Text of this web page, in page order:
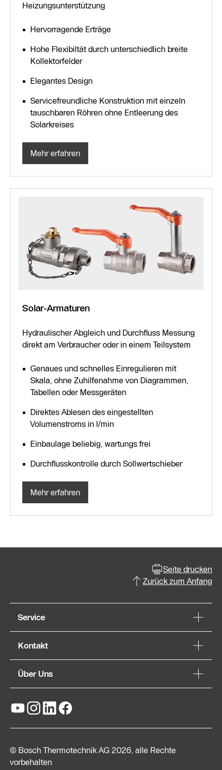
Heizungsunterstützung
Hervorragende Erträge
Hohe Flexibiltät durch unterschiedlich breite
Kollektorfelder
Elegantes Design
Servicefreundliche Konstruktion mit einzeln
tauschbaren Röhren ohne Entleerung des
Solarkreises
Mehr erfahren
Solar-Armaturen
Hydraulischer Abgleich und Durchfluss Messung
direkt am Verbraucher oder in einem Teilsystem
Genaues und schnelles Einregulieren mit
Skala, ohne Zuhilfenahme von Diagrammen,
Tabellen oder Messgeräten
Direktes Ablesen des eingestellten
Volumenstroms in l/min
Einbaulage beliebig, wartungs frei
Durchflusskontrolle durch Sollwertschieber
Mehr erfahren
Seite drucken
Zurück zum Anfang
Service
Kontakt
Über Uns
© Bosch Thermotechnik AG 2026, alle Rechte
vorbehalten